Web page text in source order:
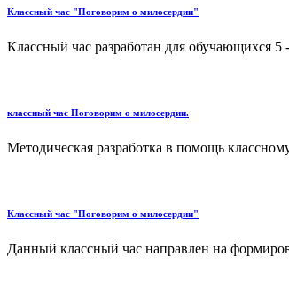
Классный час "Поговорим о милосердии"
Классный час разработан для обучающихся 5
классный час Поговорим о милосердии.
Методическая разработка в помощь
Классный час "Поговорим о милосердии"
Данный классный час направлен на